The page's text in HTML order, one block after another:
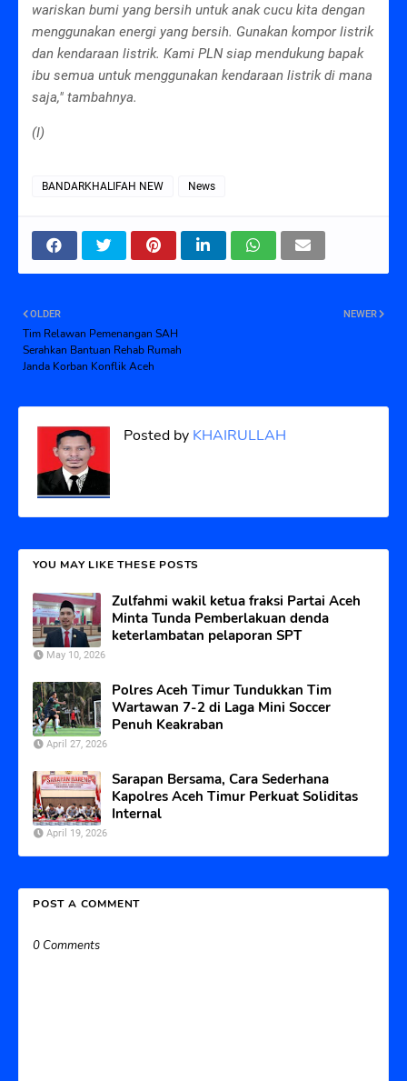
wariskan bumi yang bersih untuk anak cucu kita dengan
menggunakan energi yang bersih. Gunakan kompor listrik
dan kendaraan listrik. Kami PLN siap mendukung bapak
ibu semua untuk menggunakan kendaraan listrik di mana
saja," tambahnya.
(I)
BANDARKHALIFAH NEW News
NEWER
OLDER
Tim Relawan Pemenangan SAH
Serahkan Bantuan Rehab Rumah
Janda Korban Konflik Aceh
Posted by KHAIRULLAH
YOU MAY LIKE THESE POSTS
Zulfahmi wakil ketua fraksi Partai Aceh
Minta Tunda Pemberlakuan denda
keterlambatan pelaporan SPT
May 10, 2026
Polres Aceh Timur Tundukkan Tim
Wartawan 7-2 di Laga Mini Soccer
Penuh Keakraban
April 27, 2026
Sarapan Bersama, Cara Sederhana
Kapolres Aceh Timur Perkuat Soliditas
Internal
April 19, 2026
POST A COMMENT
0 Comments